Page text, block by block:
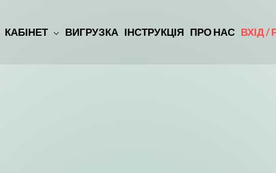
КАБІНЕТ ВИГРУЗКА ІНСТРУКЦІЯ ПРО НАС ВХІД /